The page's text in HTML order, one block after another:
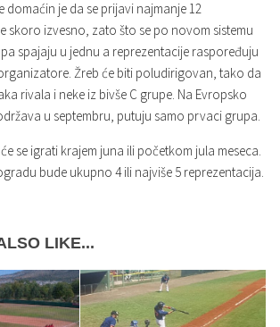
domaćin je da se prijavi najmanje 12
skoro izvesno, zato što se po novom sistemu
spajaju u jednu a reprezentacije raspoređuju
Žreb će biti poludirigovan, tako da
rivala i neke iz bivše C grupe. Na Evropsko
u septembru, putuju samo prvaci grupa.
se igrati krajem juna ili početkom jula meseca.
bude ukupno 4 ili najviše 5 reprezentacija.
LIKE...